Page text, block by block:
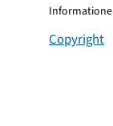
Copyright